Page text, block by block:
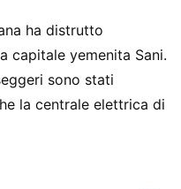
ha distrutto
capitale yemenita Sani.
sono stati
la centrale elettrica di